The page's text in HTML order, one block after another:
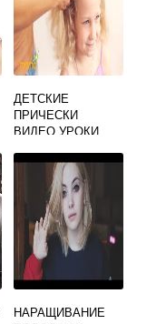
ДЕТСКИЕ
ПРИЧЕСКИ
ВИДЕО УРОКИ
НАРАЩИВАНИЕ